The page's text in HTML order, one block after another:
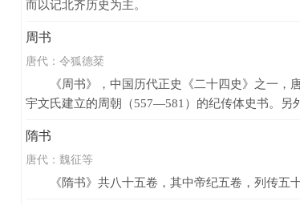
而以记北齐历史为主。
周书
唐代： 令狐德棻
《周书》，中国历代正史《二十四史》之一，唐
宇文氏建立的周朝（557—581）的纪传体史书。另
隋书
唐代： 魏征等
《隋书》共八十五卷，其中帝纪五卷，列传五十